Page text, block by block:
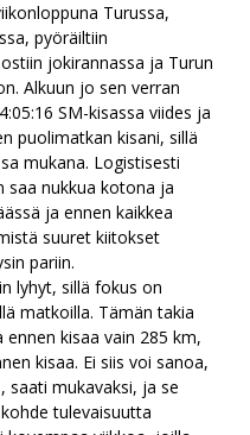
Turussa,
pyöräiltiin
jokirannassa ja Turun
Alkuun jo sen verran
SM-kisassa viides ja
puolimatkan kisani, sillä
mukana. Logistisesti
saa nukkua kotona ja
ja ennen kaikkea
suuret kiitokset
pariin.
lyhyt, sillä fokus on
matkoilla. Tämän takia
kisaa vain 285 km,
kisaa. Ei siis voi sanoa,
mukavaksi, ja se
tulevaisuutta